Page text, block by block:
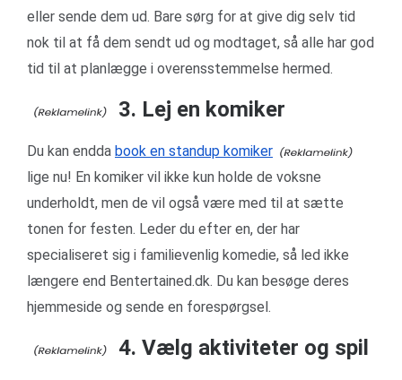
eller sende dem ud. Bare sørg for at give dig selv tid
nok til at få dem sendt ud og modtaget, så alle har god
tid til at planlægge i overensstemmelse hermed.
3. Lej en komiker
Du kan endda book en standup komiker
lige nu! En komiker vil ikke kun holde de voksne
underholdt, men de vil også være med til at sætte
tonen for festen. Leder du efter en, der har
specialiseret sig i familievenlig komedie, så led ikke
længere end Bentertained.dk. Du kan besøge deres
hjemmeside og sende en forespørgsel.
4. Vælg aktiviteter og spil